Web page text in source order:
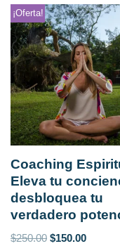
¡Oferta!
Coaching
Eleva tu
desbloquea tu
verdadero
$250.00 $150.00